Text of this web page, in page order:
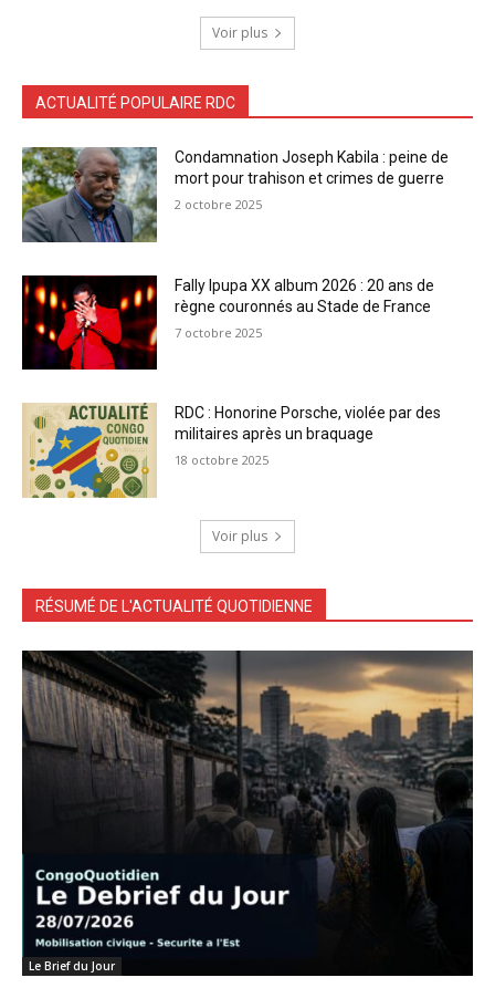
Voir plus
ACTUALITÉ POPULAIRE RDC
Condamnation Joseph Kabila : peine de
mort pour trahison et crimes de guerre
2 octobre 2025
Fally Ipupa XX album 2026 : 20 ans de
règne couronnés au Stade de France
7 octobre 2025
RDC : Honorine Porsche, violée par des
militaires après un braquage
18 octobre 2025
Voir plus
RÉSUMÉ DE L'ACTUALITÉ QUOTIDIENNE
Le Brief du Jour